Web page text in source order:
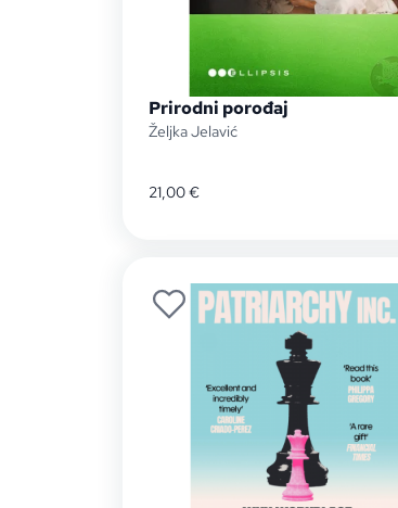
Prirodni porođaj
Željka Jelavić
21,00€